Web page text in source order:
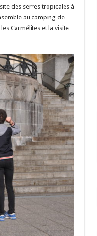
des serres tropicales à
au camping de
Carmélites et la visite